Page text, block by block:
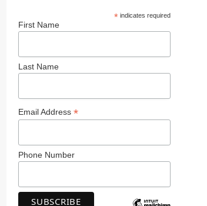
* indicates required
First Name
Last Name
Email Address*
Phone Number